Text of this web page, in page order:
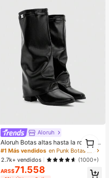
Aloruh
Aloruh Botas altas hasta la rodilla si
n cordones de cuero vegano para o
toño/invierno con tacones gruesos,
minimalistas y versátiles, botas par
a mujer, lujo silencioso
#1 Más vendidos
en Punk Botas Hasta la Rodilla de Mujer
2.7k+ vendidos
(1000+)
ARS$71.558
1